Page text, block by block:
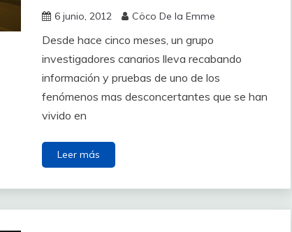
6 junio, 2012 Cöco De la Emme
Desde hace cinco meses, un grupo
investigadores canarios lleva recabando
información y pruebas de uno de los
fenómenos mas desconcertantes que se han
vivido en
Leer más